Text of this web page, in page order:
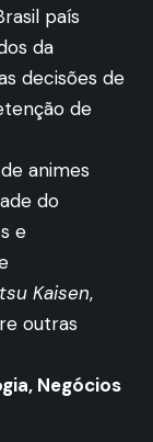
país
da
decisões de
de
animes
do
e
Kaisen,
outras
Negócios